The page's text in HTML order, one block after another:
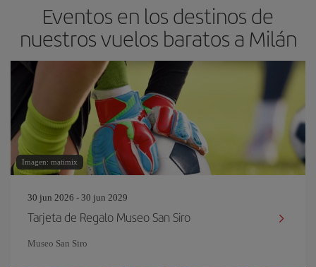
Eventos en los destinos de
nuestros vuelos baratos a Milán
Imagen: matimix
30 jun 2026 - 30 jun 2029
Tarjeta de Regalo Museo San Siro
Museo San Siro